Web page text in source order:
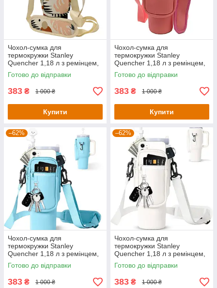
Чохол-сумка для
термокружки Stanley
Quencher 1,18 л з ремінцем,
захисний кейс для кухля,
бежевий тропік KT7001314
Готово до відправки
383 ₴ 1 000 ₴
Купити
Чохол-сумка для
термокружки Stanley
Quencher 1,18 л з ремінцем,
захисний кейс для кухля,
рожевого кольору KT7001303
Готово до відправки
383 ₴ 1 000 ₴
Купити
–62%
Чохол-сумка для
термокружки Stanley
Quencher 1,18 л з ремінцем,
захисний кейс для кухля,
блакитного кольору
Готово до відправки
383 ₴ 1 000 ₴
–62%
Чохол-сумка для
термокружки Stanley
Quencher 1,18 л з ремінцем,
захисний кейс для кухля,
білого кольору KT7001302
Готово до відправки
383 ₴ 1 000 ₴